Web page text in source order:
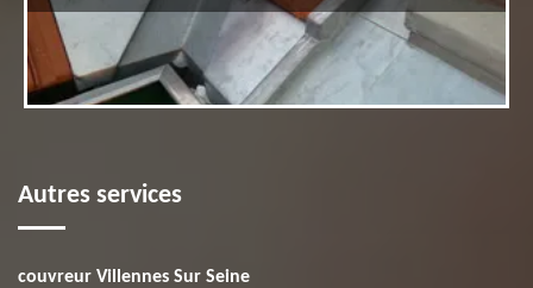
Autres services
couvreur Villennes Sur Seine